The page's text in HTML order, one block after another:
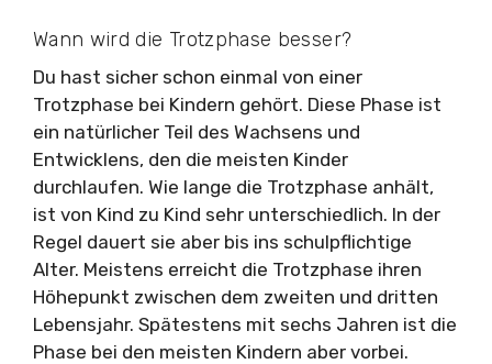
Wann wird die Trotzphase besser?
Du hast sicher schon einmal von einer
Trotzphase bei Kindern gehört. Diese Phase ist
ein natürlicher Teil des Wachsens und
Entwicklens, den die meisten Kinder
durchlaufen. Wie lange die Trotzphase anhält,
ist von Kind zu Kind sehr unterschiedlich. In der
Regel dauert sie aber bis ins schulpflichtige
Alter. Meistens erreicht die Trotzphase ihren
Höhepunkt zwischen dem zweiten und dritten
Lebensjahr. Spätestens mit sechs Jahren ist die
Phase bei den meisten Kindern aber vorbei.